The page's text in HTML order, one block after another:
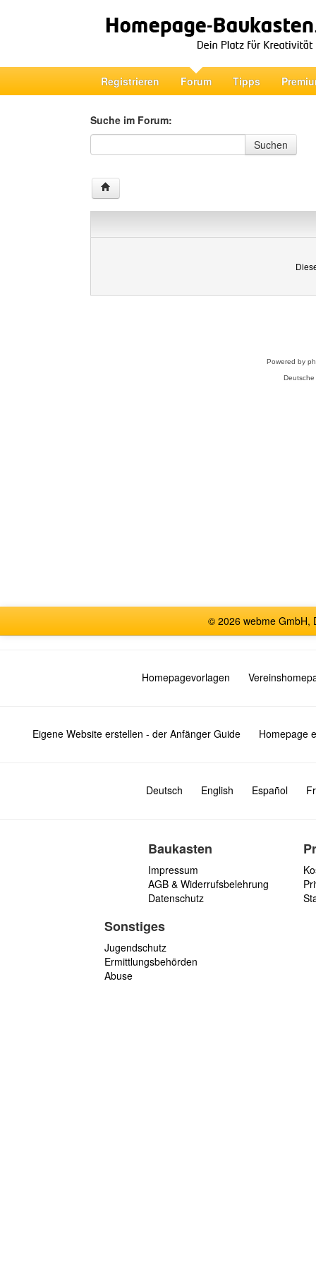
Registrieren Forum Tipps
Suche im Forum:
Suche im Forum
Suchen
Powered by
© 2026 webme GmbH,
Homepagevorlagen
Eigene Website erstellen - der Anfänger Guide Homepage
Deutsch English Español
Baukasten
Impressum
AGB & Widerrufsbelehrung
Datenschutz
Sonstiges
Jugendschutz
Ermittlungsbehörden
Abuse